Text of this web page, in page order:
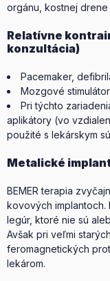
orgánu, kostnej
Relatívne
konzultácia)
Pacemaker,
Mozgové
Pri týchto
aplikátory (vo
použité s lekárskym
Metalické
BEMER terapia
kovových implantoch.
legúr, ktoré nie sú
Avšak pri veľmi
feromagnetických
lekárom.